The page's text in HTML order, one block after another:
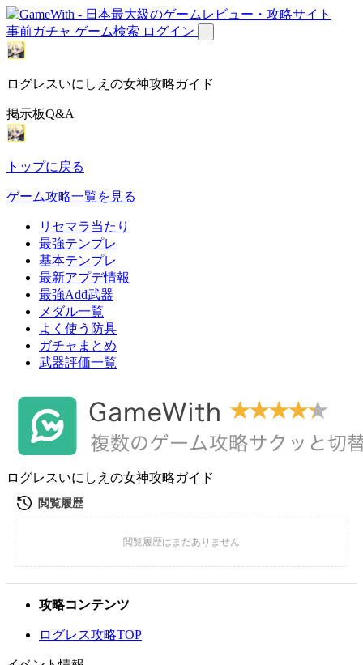
事前ガチャ ゲーム検索 ログイン
ログレスいにしえの女神攻略ガイド
掲示板Q&A
トップに戻る
ゲーム攻略一覧を見る
リセマラ当たり
最強テンプレ
基本テンプレ
最新アプデ情報
最強Add武器
メダル一覧
よく使う防具
ガチャまとめ
武器評価一覧
ログレスいにしえの女神攻略ガイド
攻略コンテンツ
ログレス攻略TOP